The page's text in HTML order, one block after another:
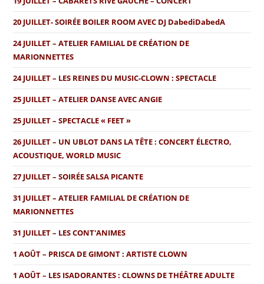
20 JUILLET- SOIRÉE BOILER ROOM AVEC DJ DabediDabedA
24 JUILLET – ATELIER FAMILIAL DE CRÉATION DE
MARIONNETTES
24 JUILLET – LES REINES DU MUSIC-CLOWN : SPECTACLE
25 JUILLET – ATELIER DANSE AVEC ANGIE
25 JUILLET – SPECTACLE « FEET »
26 JUILLET – UN UBLOT DANS LA TÊTE : CONCERT ÉLECTRO,
ACOUSTIQUE, WORLD MUSIC
27 JUILLET – SOIRÉE SALSA PICANTE
31 JUILLET – ATELIER FAMILIAL DE CRÉATION DE
MARIONNETTES
31 JUILLET – LES CONT'ANIMES
1 AOÛT – PRISCA DE GIMONT : ARTISTE CLOWN
1 AOÛT – LES ISADORANTES : CLOWNS DE THÉÂTRE ADULTE